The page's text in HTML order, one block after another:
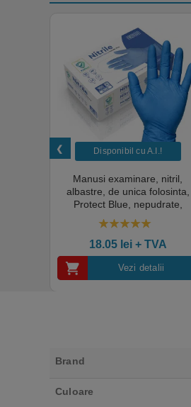
Disponibil cu A.I.​!
Manusi examinare, nitril,
albastre, de unica folosinta,
Protect Blue, nepudrate,
100buc / cutie pentru medical,
HoReCa, saloane si domeniul
industrial, calitate premium
18.05 lei+ TVA
Vezi detalii
Brand
Culoare